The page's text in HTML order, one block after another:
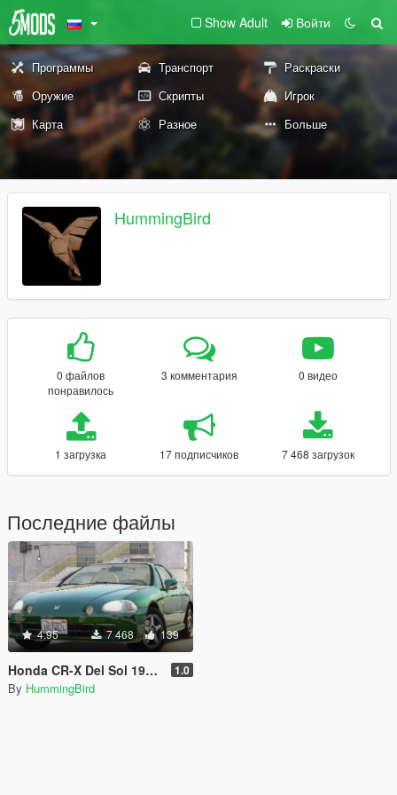
Show Adult Войти
Программы Транспорт
Раскраски
Оружие
Скрипты
Игрок
Карта
Разное Больше
HummingBird
0 файлов
понравилось
3 комментария 0 видео
1 загрузка 17 подписчиков 7 468 загрузок
Последние файлы
4.95 7 468 139
Honda CR-X Del Sol 1997 [Add-On | Tuning | LODs | Template] 1.0
By HummingBird